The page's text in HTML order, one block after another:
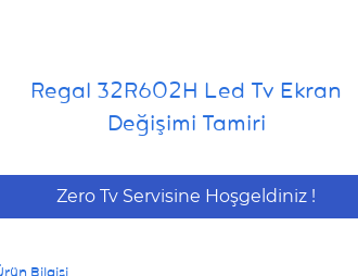
Regal 32R602H Led Tv Ekran
Değişimi Tamiri
Zero Tv Servisine Hoşgeldiniz !